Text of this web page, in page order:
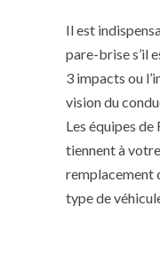
Il est
pare-brise s’il
3 impacts ou
vision du
Les équipes de
tiennent à
remplacement
type de